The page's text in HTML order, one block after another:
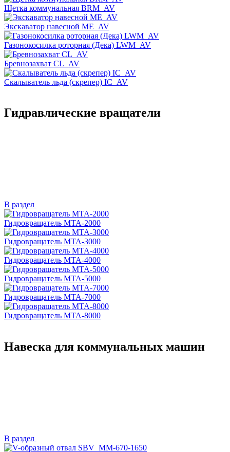
Щетка коммунальная BRM_AV
Экскаватор навесной ME_AV
Газонокосилка роторная (Дека) LWM_AV
Бревнозахват CL_AV
Скалыватель льда (скрепер) IC_AV
Гидравлические вращатели
В раздел
Гидровращатель MTA-2000
Гидровращатель MTA-3000
Гидровращатель MTA-4000
Гидровращатель MTA-5000
Гидровращатель MTA-7000
Гидровращатель MTA-8000
Навеска для коммунальных машин
В раздел